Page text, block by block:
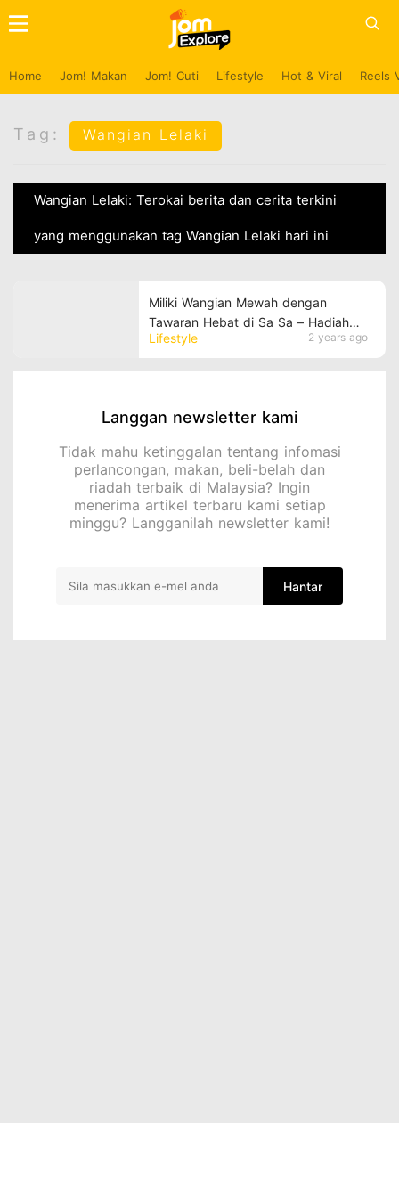
Home Jom! Makan Jom! Cuti Lifestyle Hot & Viral Reels
Tag: Wangian Lelaki
Wangian Lelaki: Terokai berita dan cerita terkini
yang menggunakan tag Wangian Lelaki hari ini
Lifestyle 2 years ago
Miliki Wangian Mewah dengan
Tawaran Hebat di Sa Sa – Hadiah
Tahun Akhir Yang Pasti Memikat Hati
Langgan newsletter kami
Tidak mahu ketinggalan tentang infomasi
perlancongan, makan, beli-belah dan
riadah terbaik di Malaysia? Ingin
menerima artikel terbaru kami setiap
minggu? Langganilah newsletter kami!
Hantar